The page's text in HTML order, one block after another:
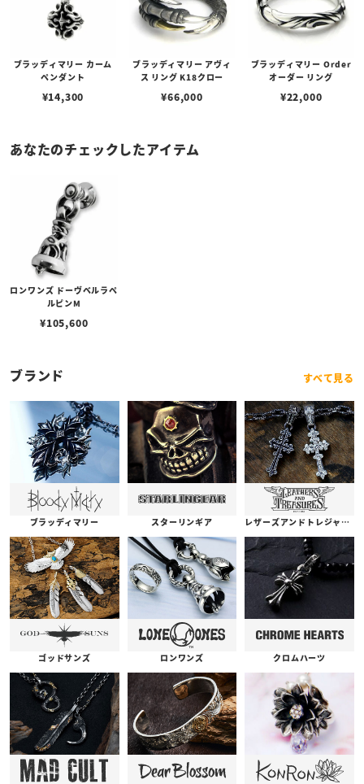
ブラッディマリー カーム
ペンダント
¥14,300
ブラッディマリー アヴィ
ス リング K18クロー
¥66,000
ブラッディマリー Order
オーダー リング
¥22,000
あなたのチェックしたアイテム
ロンワンズ ドーヴベルラペ
ルピンM
¥105,600
ブランド すべて見る
ブラッディマリー スターリンギア レザーズアンドトレジャーズ
ゴッドサンズ ロンワンズ クロムハーツ